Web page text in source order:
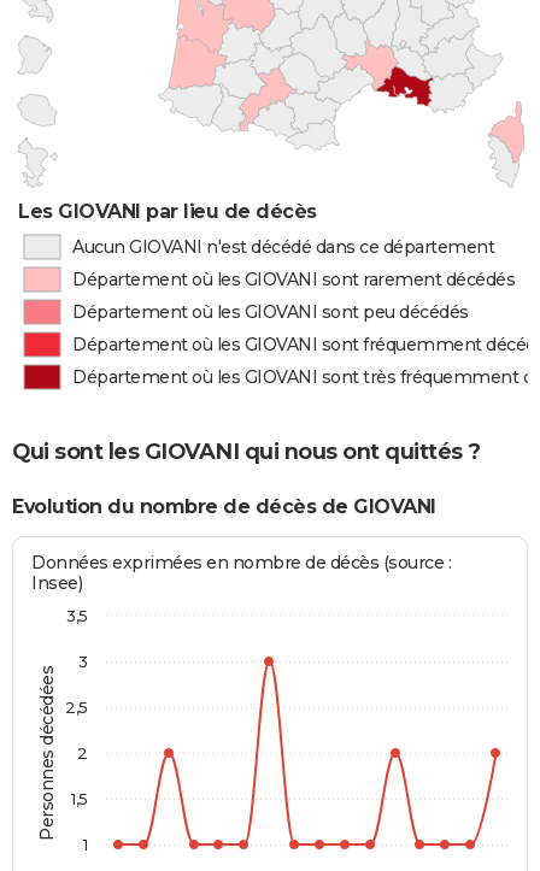
Les GIOVANI par lieu de décès
Aucun GIOVANI n'est décédé dans ce département
Département où les GIOVANI sont rarement décédés
Département où les GIOVANI sont peu décédés
Département où les GIOVANI sont fréquemment
Département où les GIOVANI sont très fréquemment
Qui sont les GIOVANI qui nous ont quittés ?
Evolution du nombre de décès de GIOVANI
Personnes décédées
Données exprimées en nombre de décès (source :
Insee)
1
1,5
2
2,5
3
3,5